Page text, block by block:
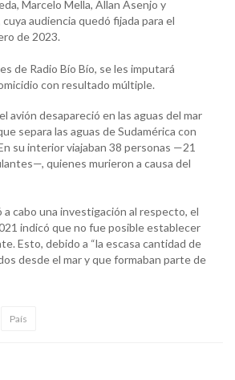
Marcelo Mella, Allan Asenjo y
audiencia quedó fijada para el
de 2023.
de Radio Bío Bío, se les imputará
con resultado múltiple.
avión desapareció en las aguas del mar
separa las aguas de Sudamérica con
su interior viajaban 38 personas —21
quienes murieron a causa del
a cabo una investigación al respecto, el
indicó que no fue posible establecer
Esto, debido a “la escasa cantidad de
desde el mar y que formaban parte de
País